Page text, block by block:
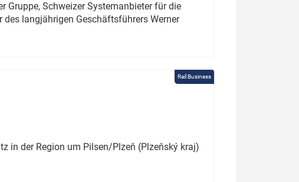
Gruppe, Schweizer Systemanbieter für die
langjährigen Geschäftsführers Werner
Rail Business
in der Region um Pilsen/Plzeň (Plzeňský kraj)